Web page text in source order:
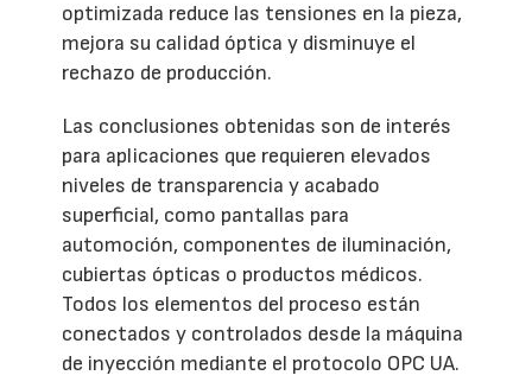
optimizada reduce las tensiones en la pieza,
mejora su calidad óptica y disminuye el
rechazo de producción.
Las conclusiones obtenidas son de interés
para aplicaciones que requieren elevados
niveles de transparencia y acabado
superficial, como pantallas para
automoción, componentes de iluminación,
cubiertas ópticas o productos médicos.
Todos los elementos del proceso están
conectados y controlados desde la máquina
de inyección mediante el protocolo OPC UA.